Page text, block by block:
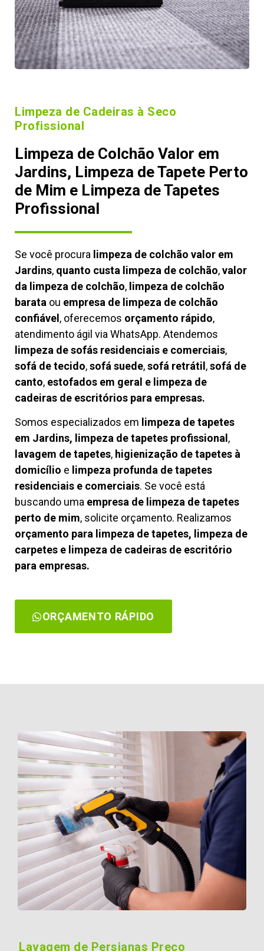
Limpeza de Cadeiras à Seco
Profissional
Limpeza de Colchão Valor em
Jardins, Limpeza de Tapete Perto
de Mim e Limpeza de Tapetes
Profissional
Se você procura limpeza de colchão valor em
Jardins, quanto custa limpeza de colchão,valor
da limpeza de colchão, limpeza de colchão
barata ou empresa de limpeza de colchão
confiável, oferecemos orçamento rápido,
atendimento ágil via WhatsApp. Atendemos
limpeza desofás residenciais e comerciais,
sofá de tecido,sofá suede,sofá retrátil,sofá de
canto, estofados em geral e limpeza de
cadeiras de escritórios para empresas.
Somos especializados em limpeza de tapetes
em Jardins, limpeza de tapetes profissional ,
lavagem de tapetes, higienização de tapetes à
domicílio e limpeza profunda de tapetes
residenciais e comerciais. Se você está
buscando uma empresa de limpeza de tapetes
perto de mim, solicite orçamento. Realizamos
orçamento para limpeza de tapetes, limpeza de
carpetes e limpeza de cadeiras de escritório
para empresas.
ORÇAMENTO RÁPIDO
Lavagem de Persianas Preço